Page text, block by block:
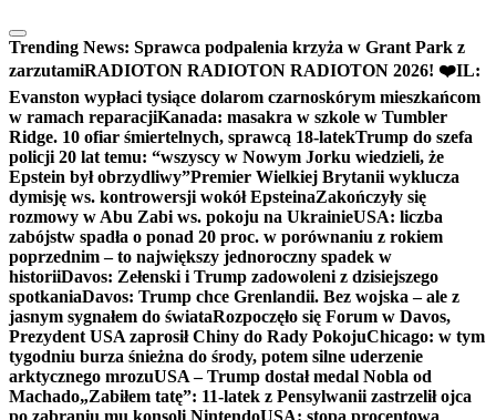
Trending News: Sprawca podpalenia krzyża w Grant Park z
zarzutamiRADIOTON RADIOTON RADIOTON 2026! ❤️IL:
Evanston wypłaci tysiące dolarom czarnoskórym mieszkańcom
w ramach reparacjiKanada: masakra w szkole w Tumbler
Ridge. 10 ofiar śmiertelnych, sprawcą 18-latekTrump do szefa
policji 20 lat temu: “wszyscy w Nowym Jorku wiedzieli, że
Epstein był obrzydliwy”Premier Wielkiej Brytanii wyklucza
dymisję ws. kontrowersji wokół EpsteinaZakończyły się
rozmowy w Abu Zabi ws. pokoju na UkrainieUSA: liczba
zabójstw spadła o ponad 20 proc. w porównaniu z rokiem
poprzednim – to największy jednoroczny spadek w
historiiDavos: Zełenski i Trump zadowoleni z dzisiejszego
spotkaniaDavos: Trump chce Grenlandii. Bez wojska – ale z
jasnym sygnałem do świataRozpoczęło się Forum w Davos,
Prezydent USA zaprosił Chiny do Rady PokojuChicago: w tym
tygodniu burza śnieżna do środy, potem silne uderzenie
arktycznego mrozuUSA – Trump dostał medal Nobla od
Machado„Zabiłem tatę”: 11-latek z Pensylwanii zastrzelił ojca
po zabraniu mu konsoli NintendoUSA: stopa procentowa